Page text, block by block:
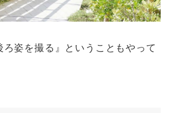
姿を撮る』ということもやって